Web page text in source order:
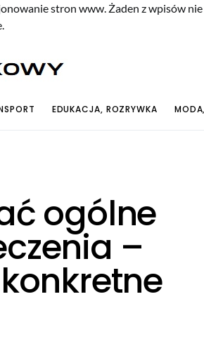
stron www. Żaden z wpisów
EDUKACJA, ROZRYWKA
ogólne
–